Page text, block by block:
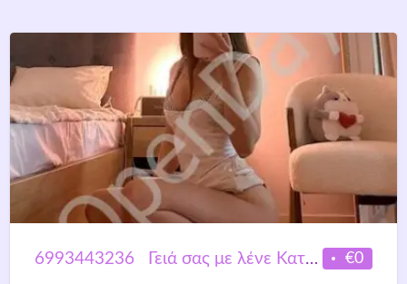
€0
6993443236 Γειά σας με λένε Κατερίνα και θα στον κάνω να καίει…